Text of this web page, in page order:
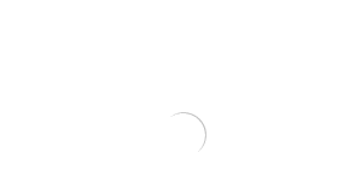
KERAMINIS INDAS 5X11